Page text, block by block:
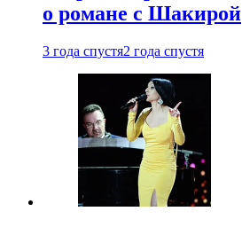
о романе с Шакирой
3 года спустя2 года спустя